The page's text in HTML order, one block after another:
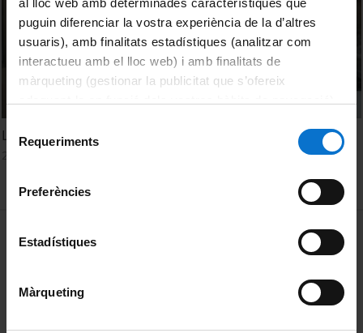
al lloc web amb determinades característiques que
puguin diferenciar la vostra experiència de la d’altres
usuaris), amb finalitats estadístiques (analitzar com
interactueu amb el lloc web) i amb finalitats de
màrqueting (gestionar la publicitat que s’ofereix
consultar laPolítica de galetes del lloc web de la
de Requeriments
Preferències
Estadístiques
Màrqueting
L'empremta de la UB a Merlí Sapere Aude
MENÚ PEU 1
Privadesa i termes